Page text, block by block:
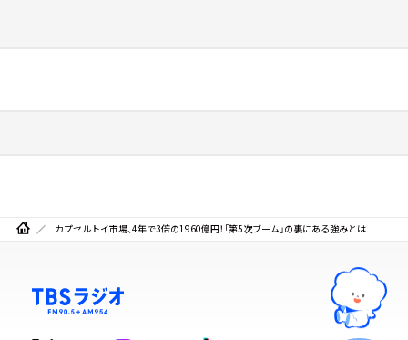
カプセルトイ市場、4年で3倍の1960億円！「第5次ブーム」の裏にある強みとは